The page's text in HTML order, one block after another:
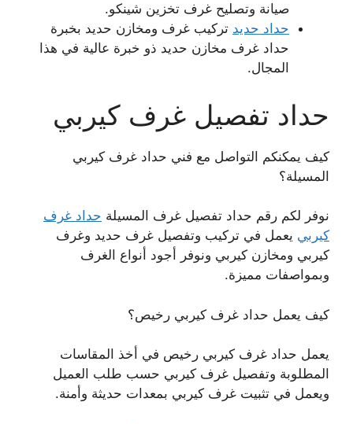
صيانة وتصليح غرف تخزين شينكو.
حداد حديد تركيب غرف ومخازن حديد بخبرة
حداد غرف مخازن حديد ذو خبرة عالية في هذا
المجال.
حداد تفصيل غرف كيربي
كيف يمكنكم التواصل مع فني حداد غرف كيربي
المسيلة؟
نوفر لكم رقم حداد تفصيل غرف المسيلة حداد غرف
كيربي يعمل في تركيب وتفصيل غرف حديد وغرف
كيربي ومخازن كيربي ونوفر أجود أنواع الغرف
وبمواصفات مميزة.
كيف يعمل حداد غرف كيربي رخيص؟
يعمل حداد غرف كيربي رخيص في أخذ المقاسات
المطلوبة وتفصيل غرف كيربي حسب طلب العميل
ويعمل في تثبيت غرف كيربي بمعدات حديثة وأمنة.